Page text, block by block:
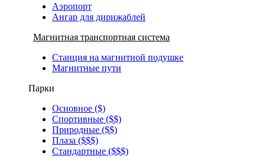
Аэропорт
Ангар для дирижаблей
Магнитная транспортная система
Станция на магнитной подушке
Магнитные пути
Парки
Основное ($)
Спортивные ($$)
Природные ($$)
Плаза ($$$)
Стандартные ($$$)